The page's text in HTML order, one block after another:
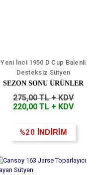
Yeni İnci 1950 D Cup Balenli
Desteksiz Sütyen
SEZON SONU ÜRÜNLER
275,00 TL + KDV
220,00 TL + KDV
%20 İNDİRİM